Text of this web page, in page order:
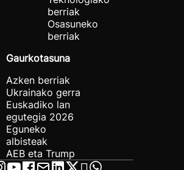
berriak
Osasuneko
berriak
Gaurkotasuna
Azken berriak
Ukrainako gerra
Euskadiko lan
egutegia 2026
Eguneko
albisteak
AEB eta Trump